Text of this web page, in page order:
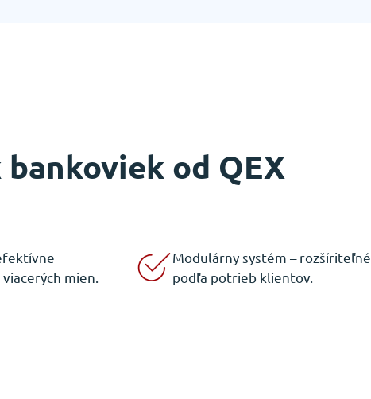
od QEX
mien.
Modulárny systém – rozšíriteľné
podľa potrieb klientov.